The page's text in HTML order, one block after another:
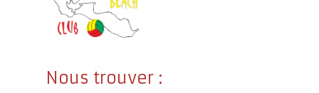
Nous trouver :